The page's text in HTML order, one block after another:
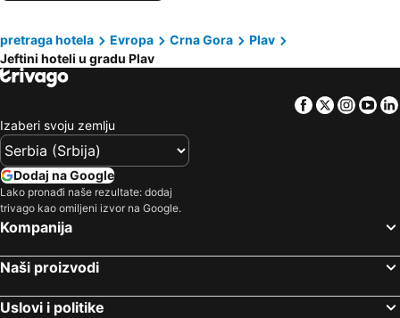
pretraga hotela Evropa Crna Gora
Plav
Jeftini hoteli u gradu Plav
Facebook
Twitter
Izaberi svoju zemlju
Dodaj na Google
Lako pronađi naše rezultate: dodaj
trivago kao omiljeni izvor na Google.
Kompanija
Naši proizvodi
Uslovi i politike